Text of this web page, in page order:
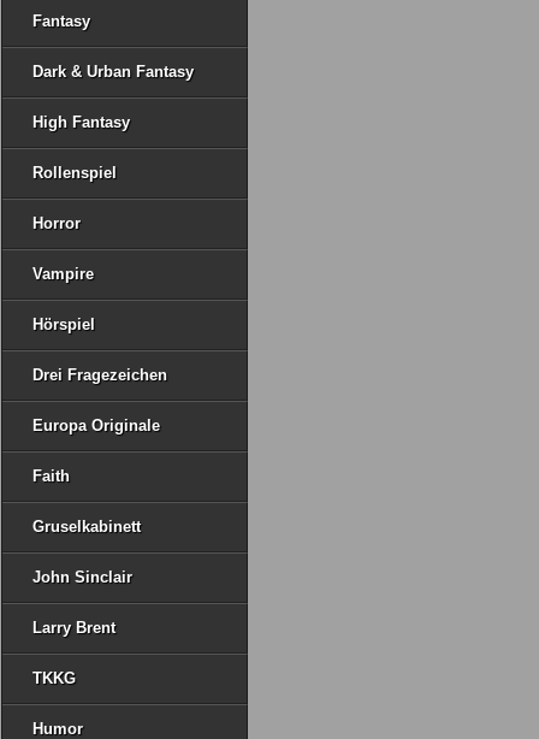
Fantasy
Dark & Urban Fantasy
High Fantasy
Rollenspiel
Horror
Vampire
Hörspiel
Drei Fragezeichen
Europa Originale
Faith
Gruselkabinett
John Sinclair
Larry Brent
TKKG
Humor